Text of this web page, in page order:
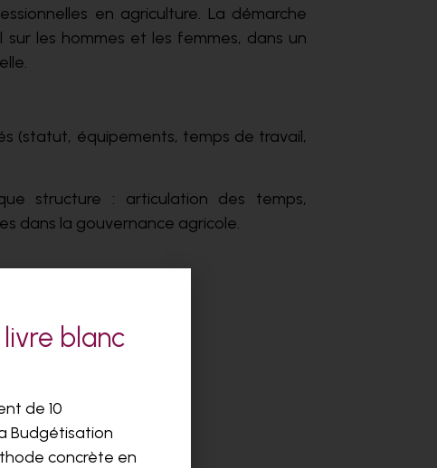
en agriculture. La démarche
les hommes et les femmes, dans un
(statut, équipements, temps de travail,
structure : articulation des temps,
dans la gouvernance agricole.
blanc
de 10
Budgétisation
concrète en